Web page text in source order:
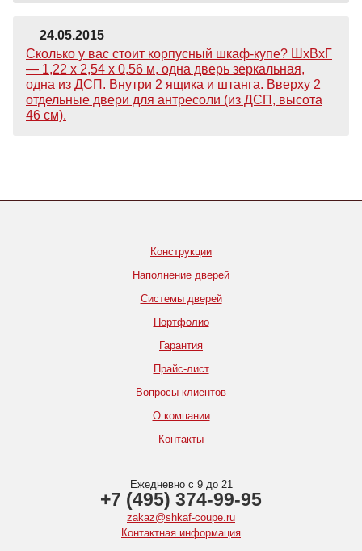
24.05.2015
Сколько у вас стоит корпусный шкаф-купе? ШхВхГ
— 1,22 х 2,54 х 0,56 м, одна дверь зеркальная,
одна из ДСП. Внутри 2 ящика и штанга. Вверху 2
отдельные двери для антресоли (из ДСП, высота
46 см).
Конструкции
Наполнение дверей
Системы дверей
Портфолио
Гарантия
Прайс-лист
Вопросы клиентов
О компании
Контакты
Ежедневно с 9 до 21
+7 (495) 374-99-95
zakaz@shkaf-coupe.ru
Контактная информация